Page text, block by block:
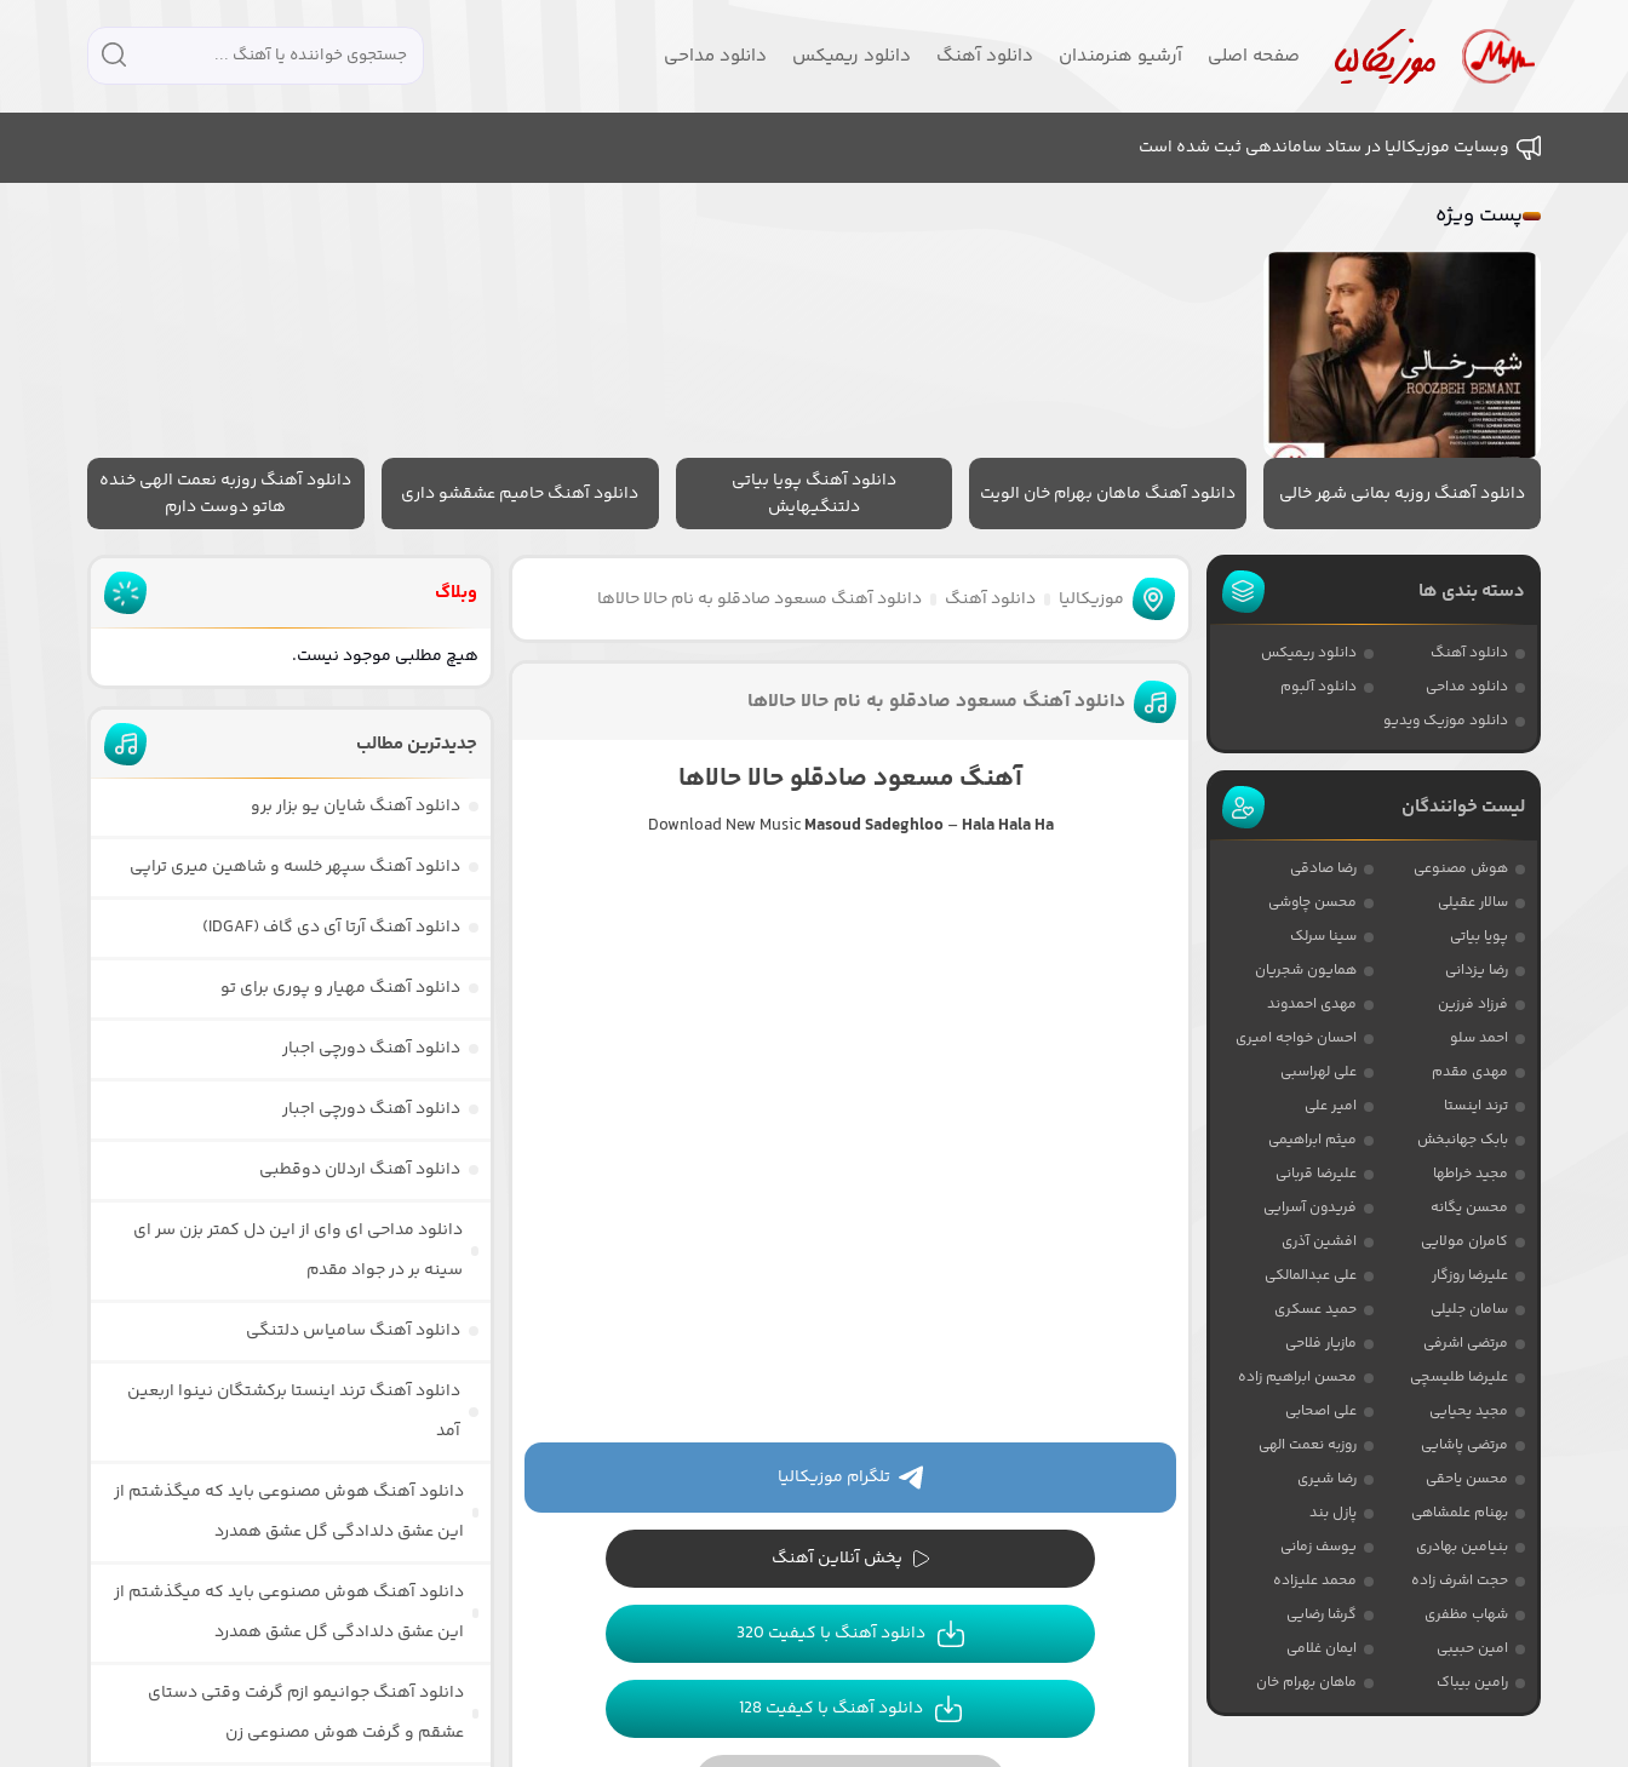
صفحه اصلی آرشیو هنرمندان دانلود آهنگ دانلود ریمیکس دانلود مداحی
وبسایت موزیکالیا در ستاد ساماندهی ثبت شده است
پست ویژه
دانلود آهنگ روزبه بمانی شهر خالی دانلود آهنگ ماهان بهرام خان الویت
دانلود آهنگ پویا بیاتی
دلتنگیهایش
دانلود آهنگ حامیم عشقشو داری
دانلود آهنگ روزبه نعمت الهی خنده
هاتو دوست دارم
موزیکالیا دانلود آهنگ دانلود آهنگ مسعود صادقلو به نام حالا حالاها
دانلود آهنگ مسعود صادقلو به نام حالا حالاها
آهنگ مسعود صادقلو حالا حالاها
Download New MusicMasoud Sadeghloo– Hala Hala Ha
تلگرام موزیکالیا
پخش آنلاین آهنگ
دانلود آهنگ با کیفیت 320
دانلود آهنگ با کیفیت 128
دسته بندی ها
دانلود آهنگ
دانلود ریمیکس
دانلود مداحی
دانلود آلبوم
دانلود موزیک ویدیو
لیست خوانندگان
هوش مصنوعی
رضا صادقی
سالار عقیلی
محسن چاوشی
پویا بیاتی
سینا سرلک
رضا یزدانی
همایون شجریان
فرزاد فرزین
مهدی احمدوند
احمد سلو
احسان خواجه امیری
مهدی مقدم
علی لهراسبی
ترند اینستا
امیر علی
بابک جهانبخش
میثم ابراهیمی
مجید خراطها
علیرضا قربانی
محسن یگانه
فریدون آسرایی
کامران مولایی
افشین آذری
علیرضا روزگار
علی عبدالمالکی
سامان جلیلی
حمید عسکری
مرتضی اشرفی
مازیار فلاحی
علیرضا طلیسچی
محسن ابراهیم زاده
مجید یحیایی
علی اصحابی
مرتضی پاشایی
روزبه نعمت الهی
محسن یاحقی
رضا شیری
بهنام علمشاهی
پازل بند
بنیامین بهادری
یوسف زمانی
حجت اشرف زاده
محمد علیزاده
شهاب مظفری
گرشا رضایی
امین حبیبی
ایمان غلامی
رامین بیباک
ماهان بهرام خان
وبلاگ
هیچ مطلبی موجود نیست.
جدیدترین مطالب
دانلود آهنگ شایان یو بزار برو
دانلود آهنگ سپهر خلسه و شاهین میری تراپی
دانلود آهنگ آرتا آی دی گاف (IDGAF)
دانلود آهنگ مهیار و پوری برای تو
دانلود آهنگ دورچی اجبار
دانلود آهنگ دورچی اجبار
دانلود آهنگ اردلان دوقطبی
دانلود مداحی ای وای از این دل کمتر بزن سر ای
سینه بر در جواد مقدم
دانلود آهنگ سامیاس دلتنگی
دانلود آهنگ ترند اینستا برکشتگان نینوا اربعین
آمد
دانلود آهنگ هوش مصنوعی باید که میگذشتم از
این عشق دلدادگی گل عشق همدرد
دانلود آهنگ هوش مصنوعی باید که میگذشتم از
این عشق دلدادگی گل عشق همدرد
دانلود آهنگ جوانیمو ازم گرفت وقتی دستای
عشقم و گرفت هوش مصنوعی زن